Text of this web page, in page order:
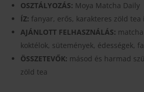
Zöld
Tea
-
Daily
mennyiség
OSZTÁLYOZÁS: Moya Matcha Daily
ÍZ: fanyar, erős, karakteres zöld tea
AJÁNLOTT FELHASZNÁLÁS:
koktélok, sütemények, édességek,
ÖSSZETEVŐK: másod és harmad
zöld tea